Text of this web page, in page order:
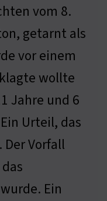
vom 8.
getarnt als
vor einem
wollte
Jahre und 6
Urteil, das
Vorfall
Ein